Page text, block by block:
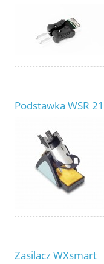
Podstawka WSR
Zasilacz WXsmart